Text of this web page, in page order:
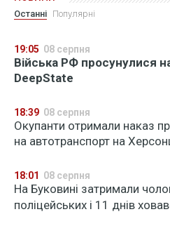
Останні Популярні
19:05 08 серпня
Війська РФ просунулися
DeepState
18:39 08 серпня
Окупанти отримали наказ
на автотранспорт на
18:01 08 серпня
На Буковині затримали
поліцейських і 11 днів